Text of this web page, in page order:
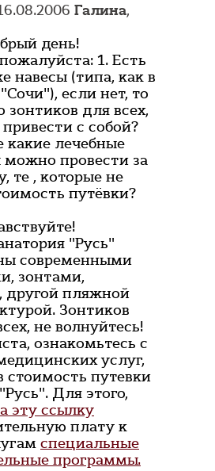
Галина,
день!
1. Есть
навесы (типа, как в
если нет, то
зонтиков для всех,
с собой?
какие лечебные
провести за
те , которые не
путёвки?
"Русь"
современными
зонтами,
другой пляжной
Зонтиков
не волнуйтесь!
ознакомьтесь с
услуг,
стоимость путевки
Для этого,
эту ссылку
плату к
специальные
программы.